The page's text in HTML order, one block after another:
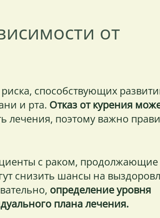
от
способствующих
и рта. Отказ от курения
лечения, поэтому важно
с раком, продолжающие
снизить шансы на
определение уровня
плана лечения.